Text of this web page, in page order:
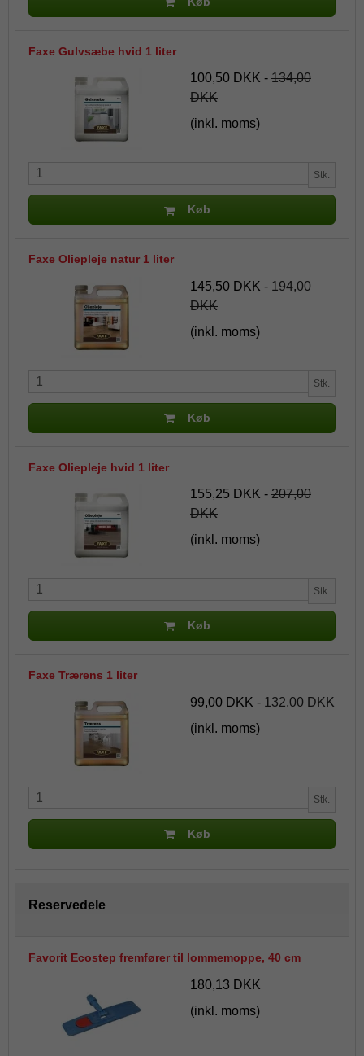
Faxe Gulvsæbe hvid 1 liter
100,50 DKK - 134,00
DKK
(inkl. moms)
Stk.
Køb
Faxe Oliepleje natur 1 liter
145,50 DKK - 194,00
DKK
(inkl. moms)
Stk.
Køb
Faxe Oliepleje hvid 1 liter
155,25 DKK - 207,00
DKK
(inkl. moms)
Stk.
Køb
Faxe Trærens 1 liter
99,00 DKK - 132,00 DKK
(inkl. moms)
Stk.
Køb
Reservedele
Favorit Ecostep fremfører til lommemoppe, 40 cm
180,13 DKK
(inkl. moms)